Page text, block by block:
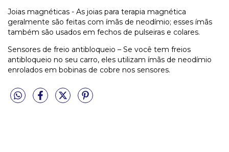
Joias magnéticas - As joias para terapia magnética
geralmente são feitas com ímãs de neodímio; esses ímãs
também são usados em fechos de pulseiras e colares.
Sensores de freio antibloqueio – Se você tem freios
antibloqueio no seu carro, eles utilizam ímãs de neodímio
enrolados em bobinas de cobre nos sensores.